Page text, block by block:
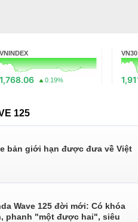
VNINDEX
1,768.06 0.19%
VN30
125
bản giới hạn được đưa về Việt
Wave 125 đời mới: Có khóa
phanh "một được hai", siêu